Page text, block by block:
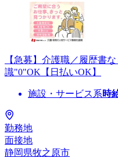
【急募】介護職／履歴書
識"0"OK【日払いOK】
施設・サービス系時
勤務地
面接地
静岡県牧之原市